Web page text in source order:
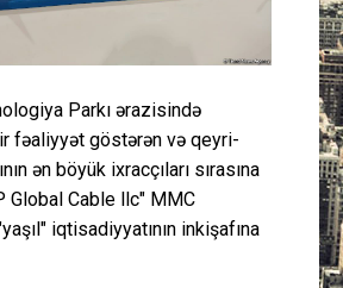
Peşə etikası
Əlaqə
Parkı ərazisində
fəaliyyət göstərən və qeyri-
ən böyük ixracçıları sırasına
Global Cable llc" MMC
iqtisadiyyatının inkişafına